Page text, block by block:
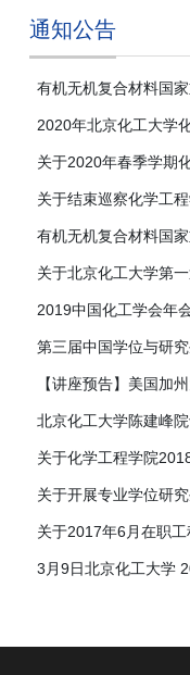
通知公告
有机无机复合材料国
2020年北京化工大学
关于2020年春季学期
关于结束巡察化学工
有机无机复合材料国
关于北京化工大学第
2019中国化工学会年
第三届中国学位与研
【讲座预告】美国加
北京化工大学陈建峰
关于化学工程学院
关于开展专业学位研
关于2017年6月在职
3月9日北京化工大学